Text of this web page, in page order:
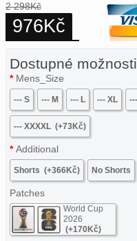
2 298Kč
976Kč
Dostupné možnosti
Mens_Size
--- S --- M --- L --- XL
--- XXXXL (+73Kč)
Additional
Shorts (+366Kč) No Shorts
Patches
World Cup
2026
(+170Kč)